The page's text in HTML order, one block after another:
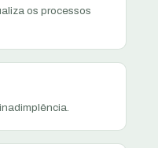
os processos